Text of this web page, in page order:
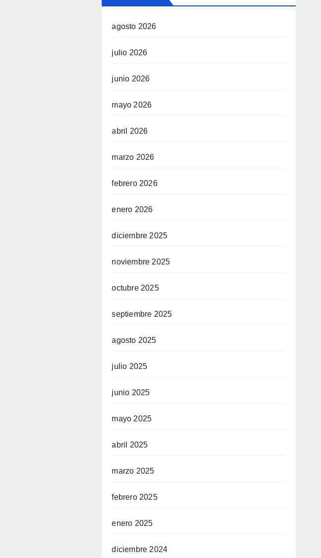
agosto 2026
julio 2026
junio 2026
mayo 2026
abril 2026
marzo 2026
febrero 2026
enero 2026
diciembre 2025
noviembre 2025
octubre 2025
septiembre 2025
agosto 2025
julio 2025
junio 2025
mayo 2025
abril 2025
marzo 2025
febrero 2025
enero 2025
diciembre 2024